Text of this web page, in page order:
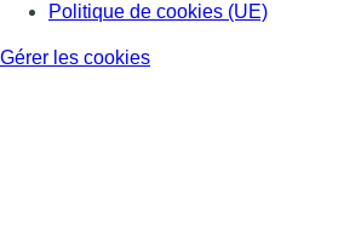
Politique de cookies (UE)
Gérer les cookies